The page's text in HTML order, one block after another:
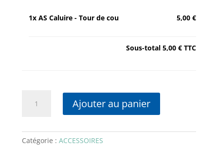
1x AS Caluire - Tour de cou 5,00 €
Sous-total5,00 € TTC
-
Ajouter au panier
Catégorie : ACCESSOIRES